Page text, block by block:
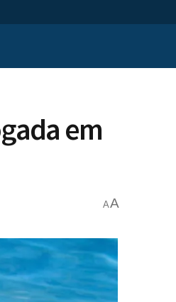
em
AA